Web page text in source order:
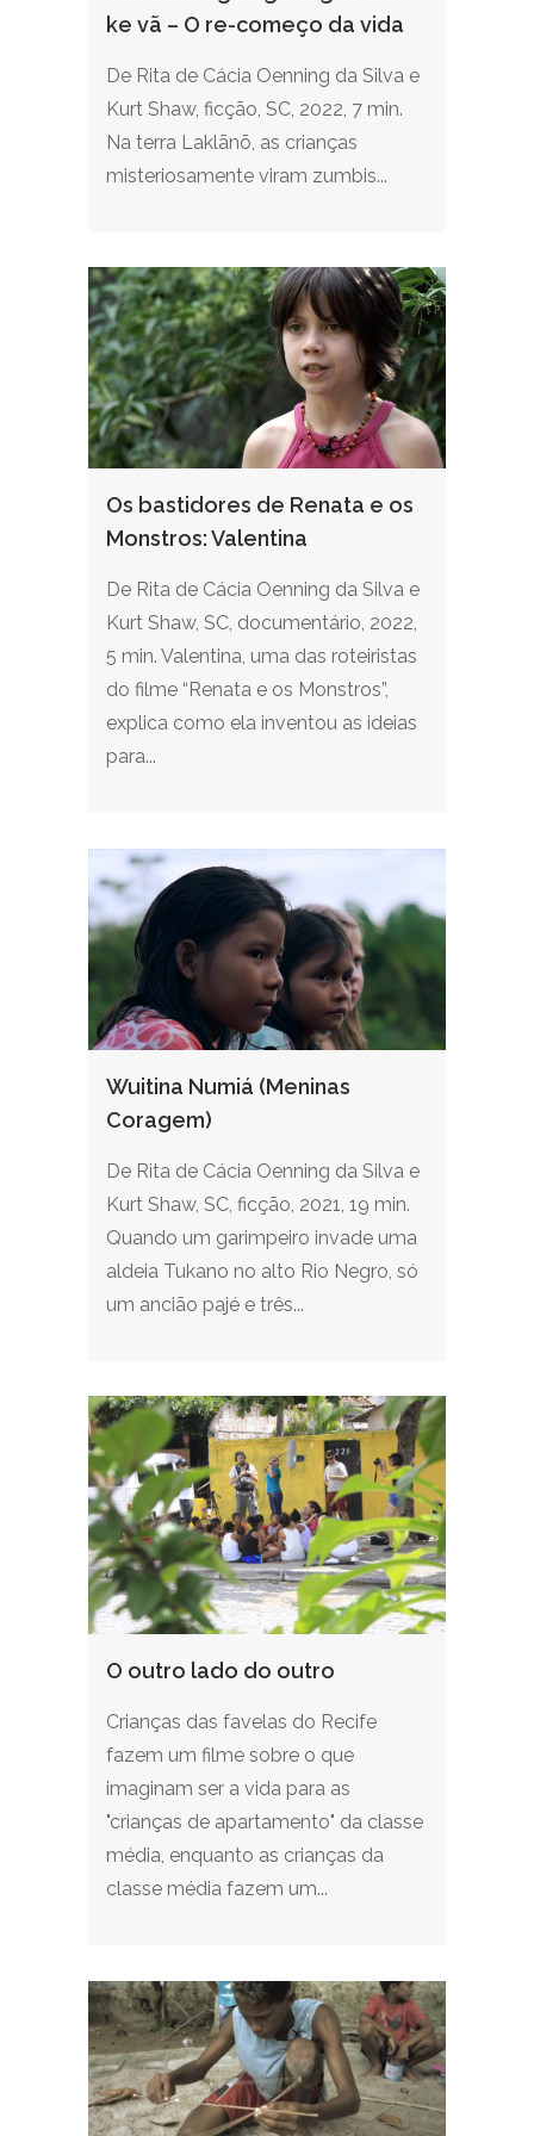
ke vã – O re-começo da vida
De Rita de Cácia Oenning da Silva e
Kurt Shaw, ficção, SC, 2022, 7 min.
Na terra Laklãnõ, as crianças
misteriosamente viram zumbis...
Os bastidores de Renata e os
Monstros: Valentina
De Rita de Cácia Oenning da Silva e
Kurt Shaw, SC, documentário, 2022,
5 min. Valentina, uma das roteiristas
do filme “Renata e os Monstros”,
explica como ela inventou as ideias
para...
Wuitina Numiá (Meninas
Coragem)
De Rita de Cácia Oenning da Silva e
Kurt Shaw, SC, ficção, 2021, 19 min.
Quando um garimpeiro invade uma
aldeia Tukano no alto Rio Negro, só
um ancião pajé e três...
O outro lado do outro
Crianças das favelas do Recife
fazem um filme sobre o que
imaginam ser a vida para as
"crianças de apartamento" da classe
média, enquanto as crianças da
classe média fazem um...